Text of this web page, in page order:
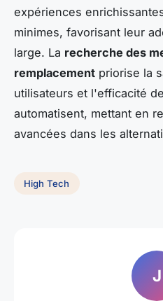
expériences
minimes, favorisant leur
large. La recherche des
remplacement priorise la
utilisateurs et l'efficacité
automatisent, mettant en
avancées dans les
High Tech
J